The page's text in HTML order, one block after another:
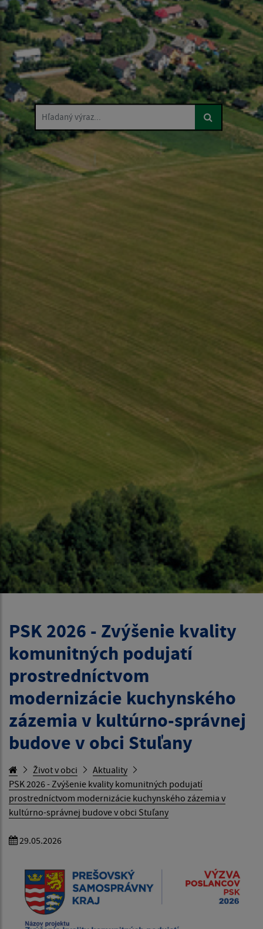
Hľadaný výraz...
PSK 2026 - Zvýšenie kvality
komunitných podujatí
prostredníctvom
modernizácie kuchynského
zázemia v kultúrno-správnej
budove v obci Stuľany
Život v obci
Aktuality
PSK 2026 - Zvýšenie kvality komunitných podujatí
prostredníctvom modernizácie kuchynského zázemia v
kultúrno-správnej budove v obci Stuľany
29.05.2026